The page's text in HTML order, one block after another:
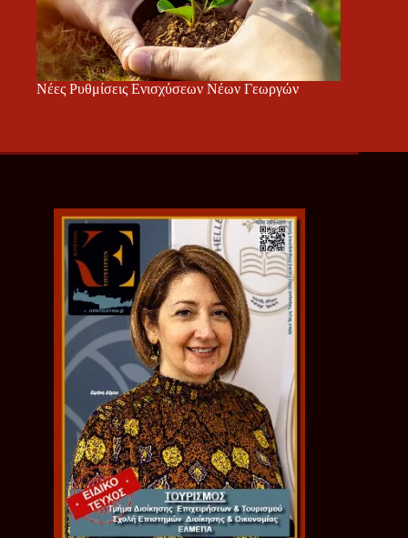
Νέες Ρυθμίσεις Ενισχύσεων Νέων Γεωργών